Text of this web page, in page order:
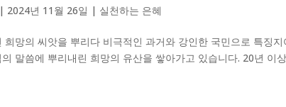
| 2024년 11월 26일 | 실천하는 은혜
희망의 씨앗을 뿌리다 비극적인 과거와 강인한 국민으로 특징
말씀에 뿌리내린 희망의 유산을 쌓아가고 있습니다. 20년 이